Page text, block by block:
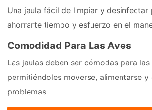
Una jaula fácil de limpiar y desinfectar
ahorrarte tiempo y esfuerzo en el
Comodidad Para Las Aves
Las jaulas deben ser cómodas para las
permitiéndoles moverse, alimentarse y
problemas.